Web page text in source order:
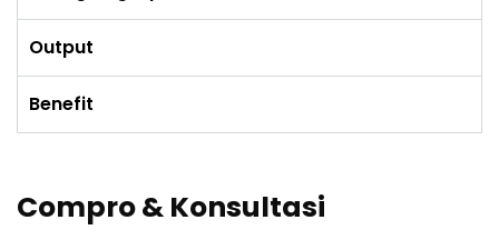
Output
Benefit
Compro & Konsultasi